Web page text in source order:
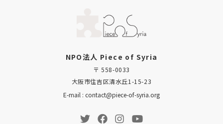
NPO法人 Piece of Syria
〒 558-0033
大阪市住吉区清水丘1-15-23
E-mail : contact@piece-of-syria.org